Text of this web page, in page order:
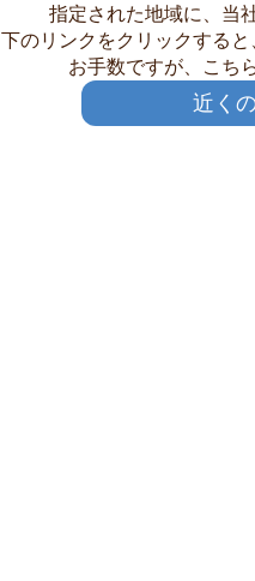
指定された地域に、当
下のリンクをクリックすると
お手数ですが、こち
近く